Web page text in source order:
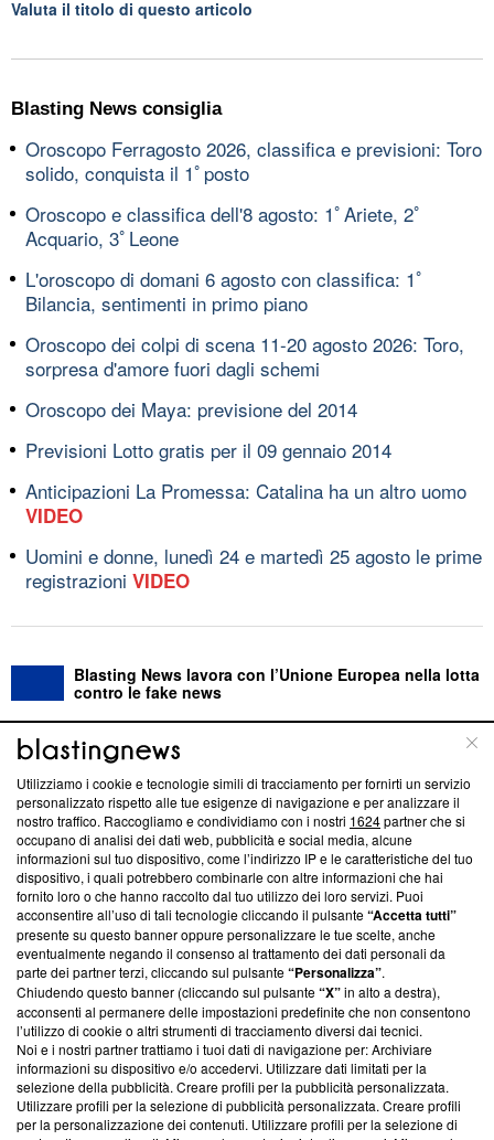
Valuta il titolo di questo articolo
Blasting News consiglia
Oroscopo Ferragosto 2026, classifica e previsioni: Toro
solido, conquista il 1ﾟposto
Oroscopo e classifica dell'8 agosto: 1ﾟAriete, 2ﾟ
Acquario, 3ﾟLeone
L'oroscopo di domani 6 agosto con classifica: 1ﾟ
Bilancia, sentimenti in primo piano
Oroscopo dei colpi di scena 11-20 agosto 2026: Toro,
sorpresa d'amore fuori dagli schemi
Oroscopo dei Maya: previsione del 2014
Previsioni Lotto gratis per il 09 gennaio 2014
Anticipazioni La Promessa: Catalina ha un altro uomo
VIDEO
Uomini e donne, lunedì 24 e martedì 25 agosto le prime
registrazioni VIDEO
Blasting News lavora con l’Unione Europea nella lotta
contro le fake news
ABOUT LINEA EDITORIALE
Questa sezione offre informazioni trasparenti su Blasting
News, sui nostri processi editoriali e su come ci impegniamo a
creare news di qualità. Inoltre, afferma la nostra aderenza a
‘Trust Project - News with Integrity’Blasting News non è
ancora membro del programma, ma ha richiesto di farne
parte; Trust Project non ha ancora effettuato una verifica di
conformità agli standard.
Su di noi
Team editoriale
Corporate
Redazione
Utilizziamo i cookie e tecnologie simili di tracciamento per fornirti un servizio
personalizzato rispetto alle tue esigenze di navigazione e per analizzare il
nostro traffico. Raccogliamo e condividiamo con i nostri 1624partner che si
occupano di analisi dei dati web, pubblicità e social media, alcune
informazioni sul tuo dispositivo, come l’indirizzo IP e le caratteristiche del tuo
dispositivo, i quali potrebbero combinarle con altre informazioni che hai
fornito loro o che hanno raccolto dal tuo utilizzo dei loro servizi. Puoi
acconsentire all’uso di tali tecnologie cliccando il pulsante“Accetta tutti”
presente su questo banner oppure personalizzare le tue scelte, anche
eventualmente negando il consenso al trattamento dei dati personali da
parte dei partner terzi, cliccando sul pulsante“Personalizza”.
Chiudendo questo banner (cliccando sul pulsante“X”in alto a destra),
acconsenti al permanere delle impostazioni predefinite che non consentono
l’utilizzo di cookie o altri strumenti di tracciamento diversi dai tecnici.
Noi e i nostri partner trattiamo i tuoi dati di navigazione per: Archiviare
informazioni su dispositivo e/o accedervi. Utilizzare dati limitati per la
selezione della pubblicità. Creare profili per la pubblicità personalizzata.
Utilizzare profili per la selezione di pubblicità personalizzata. Creare profili
per la personalizzazione dei contenuti. Utilizzare profili per la selezione di